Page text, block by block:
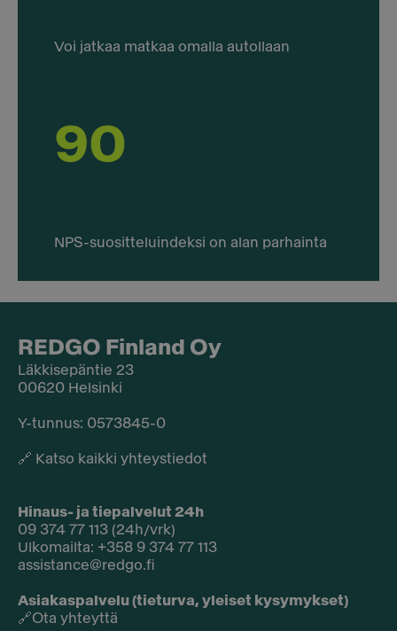
Voi jatkaa matkaa omalla autollaan
90
NPS-suositteluindeksi on alan parhainta
REDGO Finland Oy
Läkkisepäntie 23
00620 Helsinki
Y-tunnus: 0573845-0​
🔗 Katso kaikki yhteystiedot
Hinaus- ja tiepalvelut 24h
09 374 77 113 (24h/vrk)
Ulkomailta: +358 9 374 77 113
assistance@redgo.fi
Asiakaspalvelu (tieturva, yleiset kysymykset)
🔗Ota yhteyttä